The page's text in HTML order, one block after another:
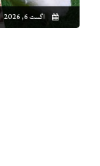
اگست 6, 2026